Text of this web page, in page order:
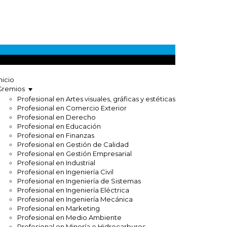
Profesional en Artes visuales, gráficas y estéticas
Profesional en Comercio Exterior
Profesional en Derecho
Profesional en Educación
Profesional en Finanzas
Profesional en Gestión de Calidad
Profesional en Gestión Empresarial
Profesional en Industrial
Profesional en Ingeniería Civil
Profesional en Ingeniería de Sistemas
Profesional en Ingeniería Eléctrica
Profesional en Ingeniería Mecánica
Profesional en Marketing
Profesional en Medio Ambiente